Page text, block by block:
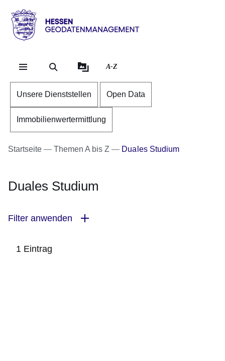
Direkt zum Kopf der
Direkt zum Inhalt
Direkt zum Fuß der
Hessen
Geodatenmanagement
A-Z
Unsere Dienststellen Open Data
Immobilienwertermittlung
Startseite Themen A bis Z Duales Studium
Duales Studium
Filter anwenden
1 Eintrag